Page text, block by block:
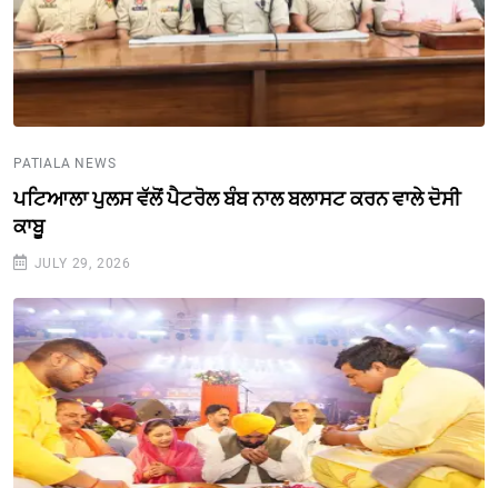
PATIALA NEWS
ਪਟਿਆਲਾ ਪੁਲਸ ਵੱਲੋਂ ਪੈਟਰੋਲ ਬੰਬ ਨਾਲ ਬਲਾਸਟ ਕਰਨ ਵਾਲੇ ਦੋਸੀ
ਕਾਬੂ
JULY 29, 2026